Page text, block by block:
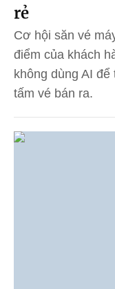
rẻ
Cơ hội săn vé
điểm của khách
không dùng AI
tấm vé bán ra.